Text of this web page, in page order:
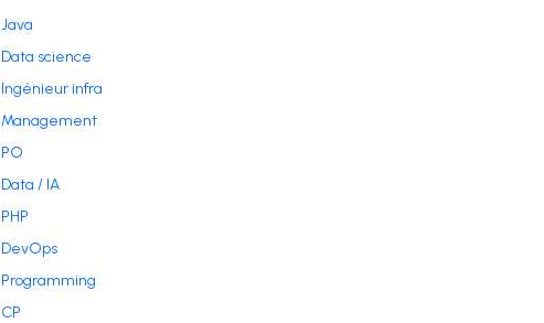
Java
Data science
Ingénieur infra
Management
PO
Data / IA
PHP
DevOps
Programming
CP